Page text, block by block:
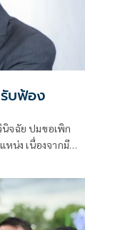
บฟ้อง
จฉัย ปมขอเพิก
น่ง เนื่องจากมี